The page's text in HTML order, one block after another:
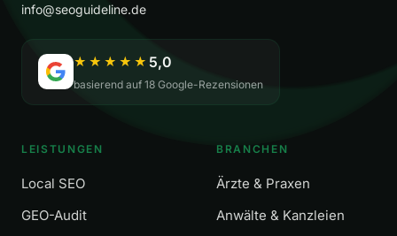
info@seoguideline.de
★★★★★ 5,0
basierend auf 18 Google-Rezensionen
LEISTUNGEN
Local SEO
GEO-Audit
BRANCHEN
Ärzte & Praxen
Anwälte & Kanzleien